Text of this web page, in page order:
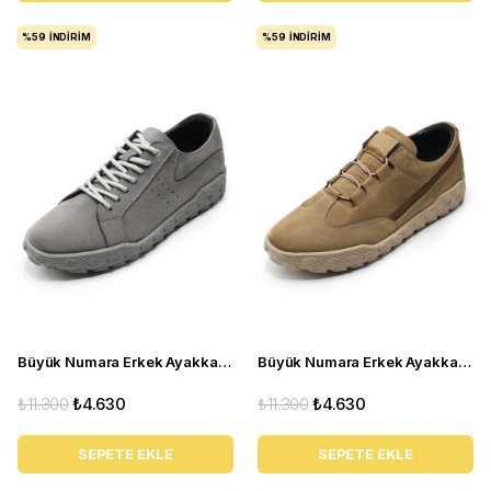
Büyük Numara Erkek Ayakkabı GOM8013 GRİ
₺4.630
₺11.300
SEPETE EKLE
%59 İNDIRIM
Büyük Numara Erkek Ayakkabı GOM2073 Kum
₺4.630
₺11.300
SEPETE EKLE
%59 İNDIRIM